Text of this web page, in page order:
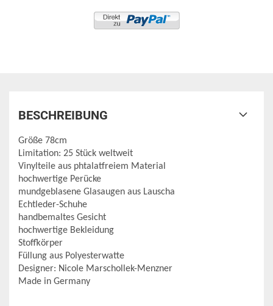
BESCHREIBUNG
Größe 78cm
Limitation: 25 Stück weltweit
Vinylteile aus phtalatfreiem Material
hochwertige Perücke
mundgeblasene Glasaugen aus Lauscha
Echtleder-Schuhe
handbemaltes Gesicht
hochwertige Bekleidung
Stoffkörper
Füllung aus Polyesterwatte
Designer: Nicole Marschollek-Menzner
Made in Germany